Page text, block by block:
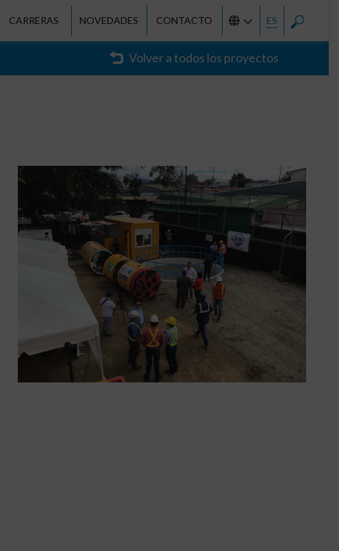
CARRERAS NOVEDADES CONTACTO ES
Volver a todos los proyectos